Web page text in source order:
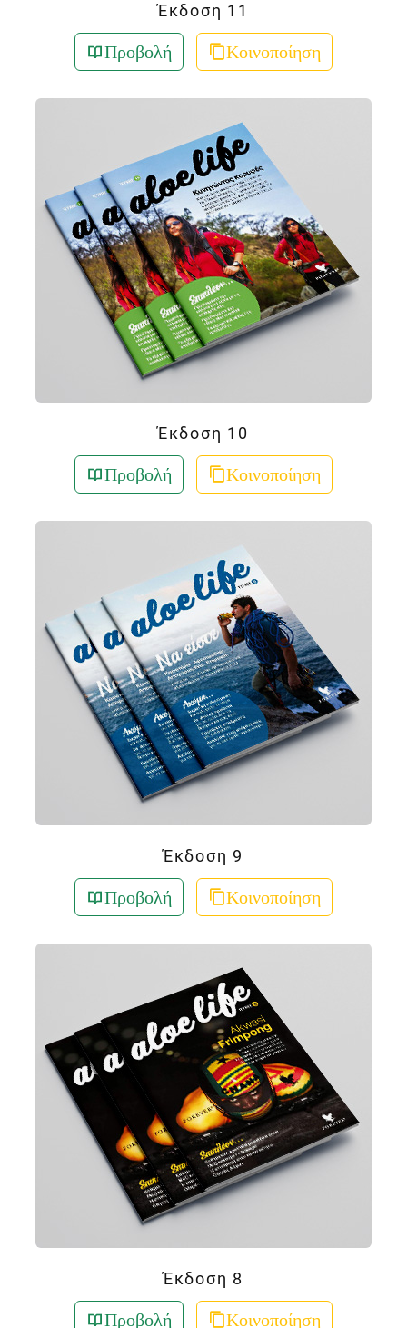
Έκδοση 11
Προβολή Κοινοποίηση
Έκδοση 10
Προβολή Κοινοποίηση
Έκδοση 9
Προβολή Κοινοποίηση
Έκδοση 8
Προβολή Κοινοποίηση